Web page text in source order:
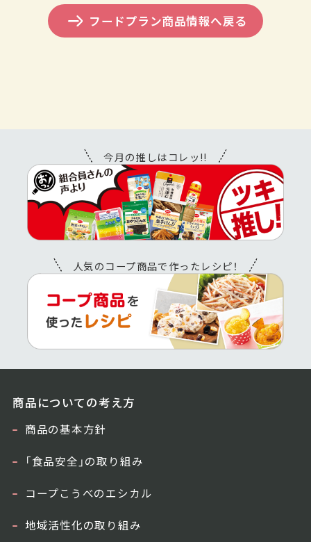
フードプラン商品情報へ戻る
人気のコープ商品で作ったレシピ！
今月の推しはコレッ!!
商品についての考え方
商品の基本方針
「食品安全」の取り組み
コープこうべのエシカル
地域活性化の取り組み